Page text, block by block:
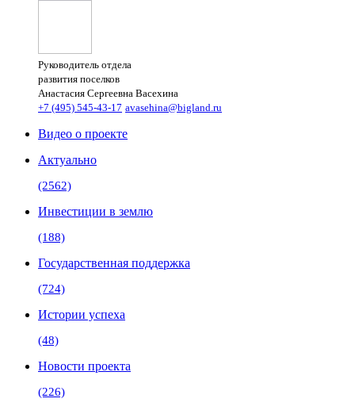
Руководитель отдела
развития поселков
Анастасия Сергеевна Васехина
+7 (495) 545-43-17 avasehina@bigland.ru
Видео о проекте
Актуально
(2562)
Инвестиции в землю
(188)
Государственная поддержка
(724)
Истории успеха
(48)
Новости проекта
(226)